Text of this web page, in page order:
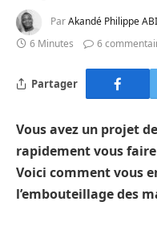
ParAkandé Philippe
6 Minutes
6
Partager
Vous avez un projet
rapidement vous
Voici comment vous
l’embouteillage des